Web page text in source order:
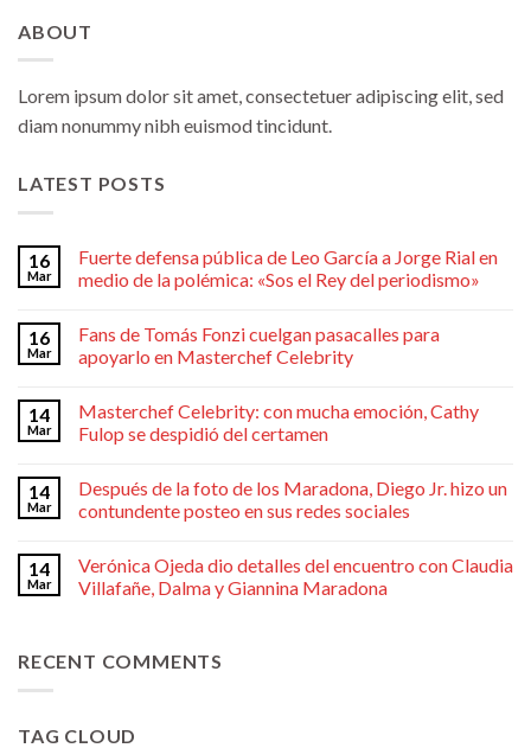
ABOUT
Lorem ipsum dolor sit amet, consectetuer adipiscing elit, sed
diam nonummy nibh euismod tincidunt.
LATEST POSTS
16
Mar
Fuerte defensa pública de Leo García a Jorge Rial en
medio de la polémica: «Sos el Rey del periodismo»
16
Mar
Fans de Tomás Fonzi cuelgan pasacalles para
apoyarlo en Masterchef Celebrity
14
Mar
Masterchef Celebrity: con mucha emoción, Cathy
Fulop se despidió del certamen
14
Mar
Después de la foto de los Maradona, Diego Jr. hizo un
contundente posteo en sus redes sociales
14
Mar
Verónica Ojeda dio detalles del encuentro con Claudia
Villafañe, Dalma y Giannina Maradona
RECENT COMMENTS
TAG CLOUD